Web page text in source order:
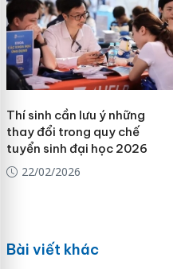
Thí sinh cần lưu ý những
thay đổi trong quy chế
tuyển sinh đại học 2026
22/02/2026
Bài viết khác